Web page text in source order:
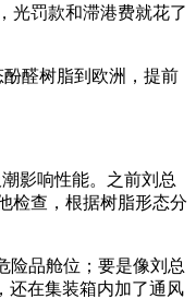
光罚款和滞港费就花了
醛树脂到欧洲，提前
影响性能。之前刘总
检查，根据树脂形态分
险品舱位；要是像刘总
还在集装箱内加了通风